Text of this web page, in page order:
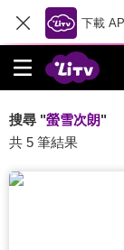
下載
搜尋 "螢雪次朗"
共 5 筆結果